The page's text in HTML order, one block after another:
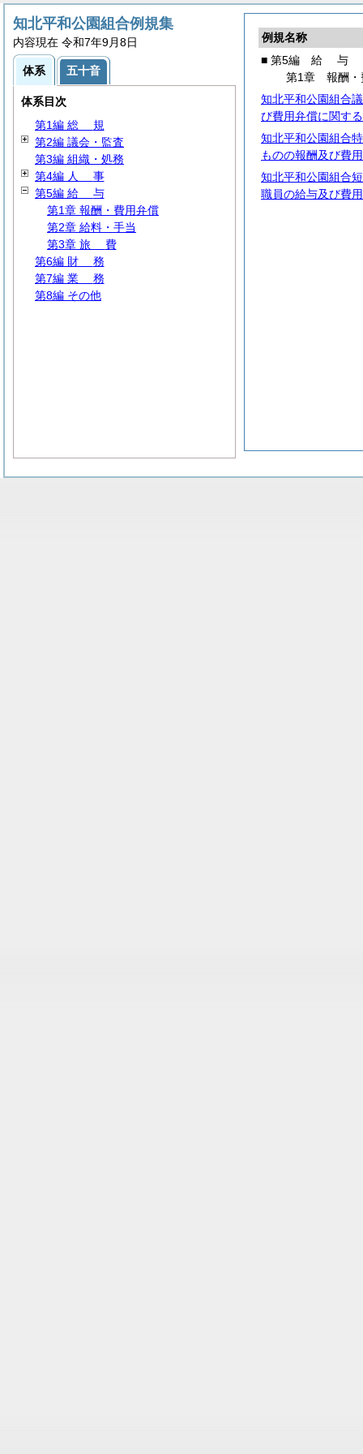
例規名称
■ 第5編 給 与
第1章 報酬・
知北平和公園組合
び費用弁償に関す
知北平和公園組合
ものの報酬及び費
知北平和公園組合
職員の給与及び費
知北平和公園組合例規集
内容現在 令和7年9月8日
体系 五十音
体系目次
第1編 総 規
第2編 議会・監査
第3編 組織・処務
第4編 人 事
第5編 給 与
第1章 報酬・費用弁償
第2章 給料・手当
第3章 旅 費
第6編 財 務
第7編 業 務
第8編 その他